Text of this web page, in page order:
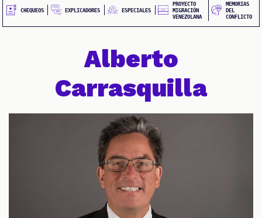
CHEQUEOS EXPLICADORES ESPECIALES
PROYECTO
MIGRACIÓN
VENEZOLANA
MEMORIAS
DEL
CONFLICTO
Alberto
Carrasquilla